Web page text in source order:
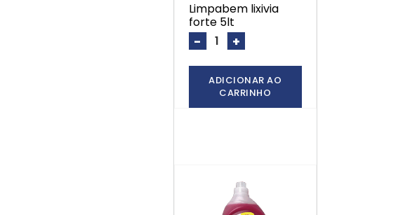
limpabem lixivia
forte 5lt
- +
ADICIONAR AO
CARRINHO